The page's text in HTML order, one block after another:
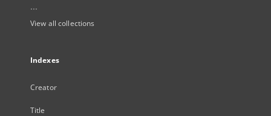
...
View all collections
Indexes
Creator
Title